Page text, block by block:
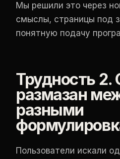
Мы решили это через
смыслы, страницы под
понятную подачу
Трудность 2.
размазан
разными
Пользователи искали